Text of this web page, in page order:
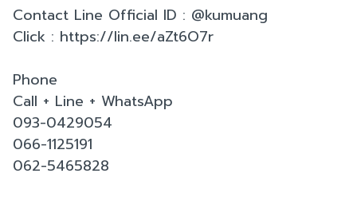
Contact Line Official ID : @kumuang
Click : https://lin.ee/aZt6O7r
Phone
Call + Line + WhatsApp
093-0429054
066-1125191
062-5465828